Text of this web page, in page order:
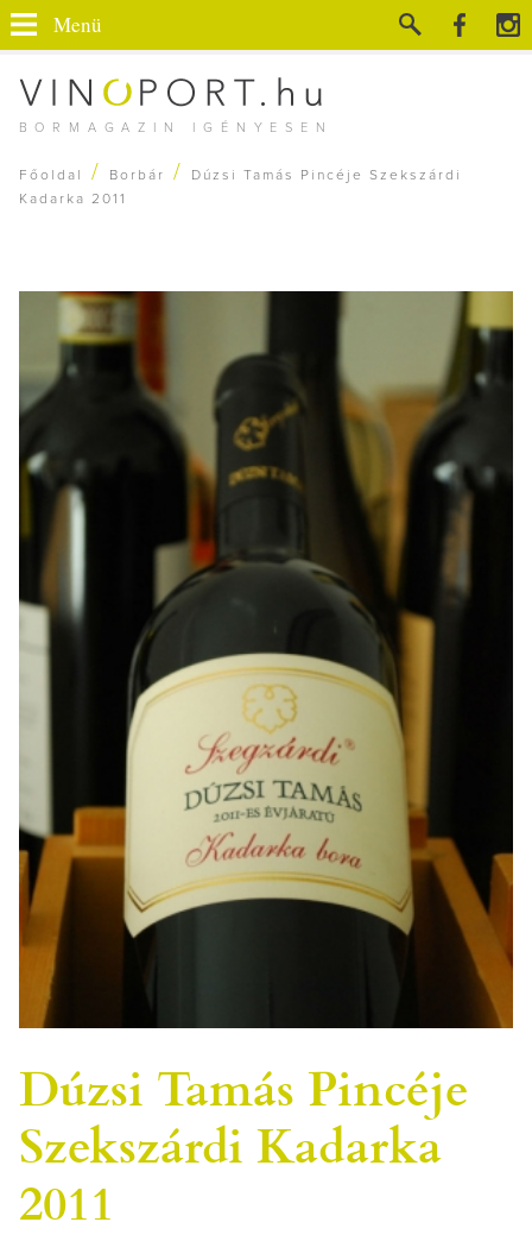
BORMAGAZIN IGÉNYESEN
Menü
Főoldal / Borbár /
Dúzsi Tamás Pincéje Szekszárdi
Kadarka 2011
Dúzsi Tamás Pincéje
Szekszárdi Kadarka
2011